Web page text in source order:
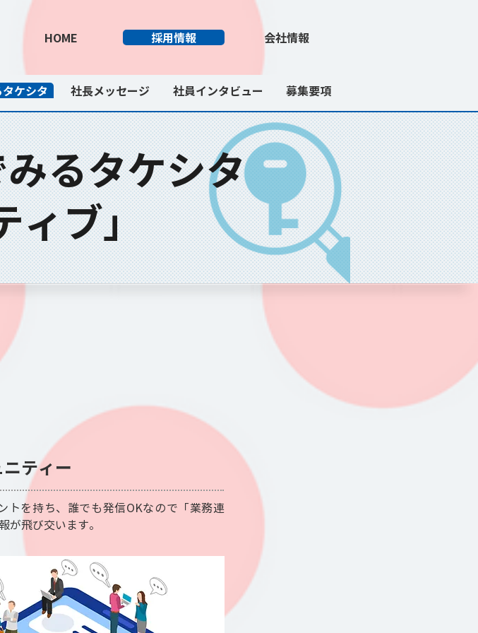
HOME 採用情報 会社情報
ケシタ 社長メッセージ 社員インタビュー 募集要項
るタケシタ
ィブ」
ティー
トを持ち、誰でも発信OKなので「業務連
飛び交います。